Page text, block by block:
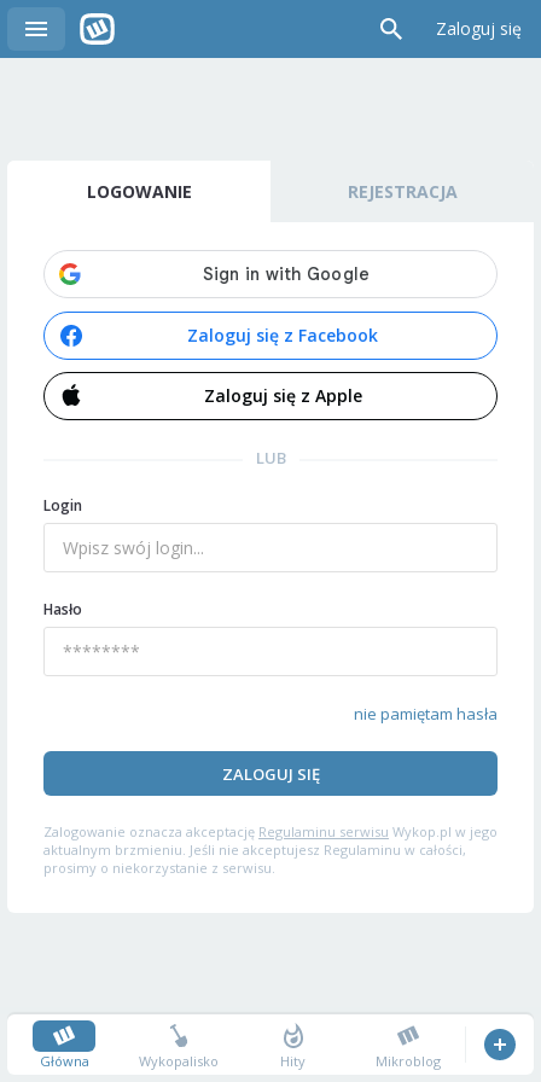
Zaloguj się
LOGOWANIE REJESTRACJA
Zaloguj się z Facebook
Zaloguj się z Apple
LUB
Login
Hasło
nie pamiętam hasła
ZALOGUJ SIĘ
Zalogowanie oznacza akceptację Regulaminu serwisu Wykop.pl w jego
aktualnym brzmieniu. Jeśli nie akceptujesz Regulaminu w całości,
prosimy o niekorzystanie z serwisu.
Główna Wykopalisko Hity Mikroblog